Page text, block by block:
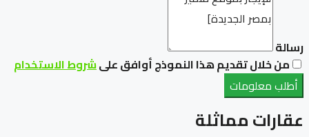
رسالة
من خلال تقديم هذا النموذج أوافق علىشروط الاستخدام
أطلب معلومات
عقارات مماثلة